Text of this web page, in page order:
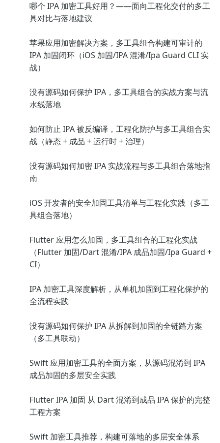
哪个 IPA 加密工具好用？——面向工程化交付的多工
具对比与落地建议
苹果应用加密解决方案，多工具组合构建可审计的
IPA 加固闭环（iOS 加固/IPA 混淆/Ipa Guard CLI 实
战）
没有源码如何保护 IPA，多工具组合的实战方案与流
水线落地
如何防止 IPA 被反编译，工程化防护与多工具组合实
战（静态 + 成品 + 运行时 + 治理）
没有源码如何加密 IPA 实战流程与多工具组合落地指
南
iOS 开发者的安全加固工具清单与工程化实践（多工
具组合落地）
Flutter 应用怎么加固，多工具组合的工程化实战
（Flutter 加固/Dart 混淆/IPA 成品加固/Ipa Guard +
CI）
IPA 加密工具深度解析，从单机加固到工程化保护的
全流程实践
没有源码如何保护 IPA 从拆解到加固的全链路方案
（多工具联动）
Swift 应用加密工具的全面方案，从源码混淆到 IPA
成品加固的多层安全实践
Flutter IPA 加固 从 Dart 混淆到成品 IPA 保护的完整
工程方案
Swift 加密工具推荐，构建可落地的多层安全体系